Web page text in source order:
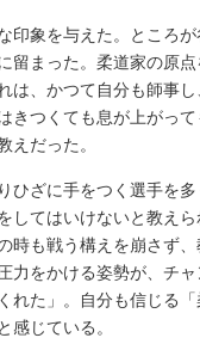
印象を与えた。ところが
まった。柔道家の原点
は、かつて自分も師事し
つくても息が上がって
えだった。
ひざに手をつく選手を多
してはいけないと教えら
時も戦う構えを崩さず、
力をかける姿勢が、チャ
れた」。自分も信じる「
感じている。